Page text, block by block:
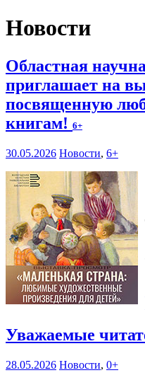
Новости
Областная
приглашает на
посвященную
книгам! 6+
30.05.2026 Новости, 6+
Уважаемые
28.05.2026 Новости, 0+